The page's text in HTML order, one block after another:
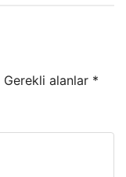
Gerekli alanlar *